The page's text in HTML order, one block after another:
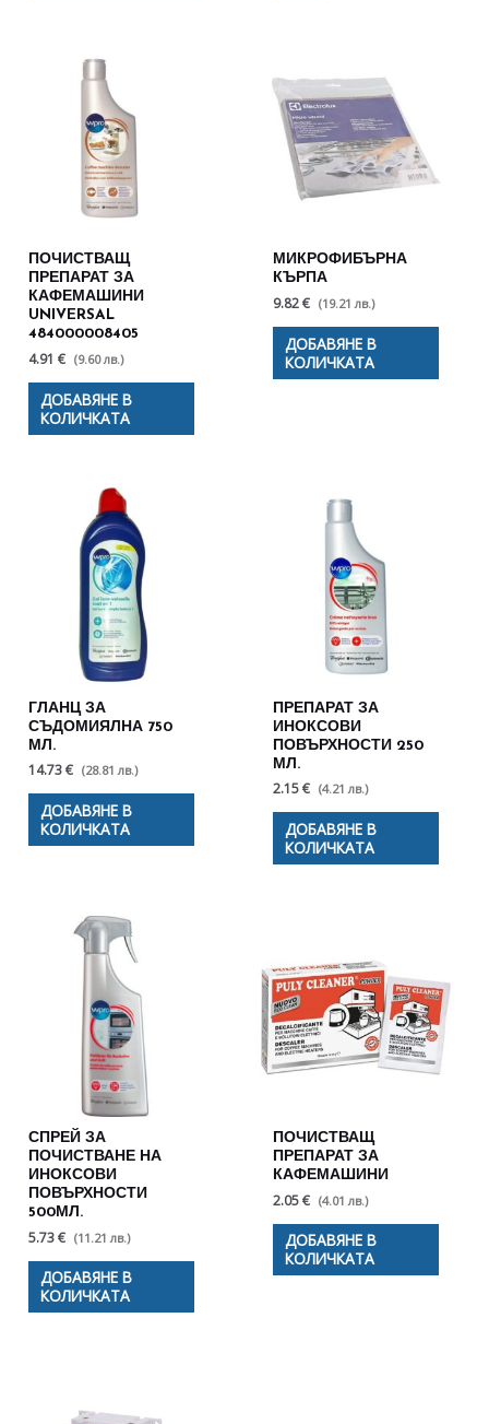
ПОЧИСТВАЩ
ПРЕПАРАТ ЗА
КАФЕМАШИНИ
UNIVERSAL
484000008405
4.91 € (9.60 лв.)
ДОБАВЯНЕ В
КОЛИЧКАТА
МИКРОФИБЪРНА
КЪРПА
9.82 € (19.21 лв.)
ДОБАВЯНЕ В
КОЛИЧКАТА
ГЛАНЦ ЗА
СЪДОМИЯЛНА 750
МЛ.
14.73 € (28.81 лв.)
ДОБАВЯНЕ В
КОЛИЧКАТА
ПРЕПАРАТ ЗА
ИНОКСОВИ
ПОВЪРХНОСТИ 250
МЛ.
2.15 € (4.21 лв.)
ДОБАВЯНЕ В
КОЛИЧКАТА
СПРЕЙ ЗА
ПОЧИСТВАНЕ НА
ИНОКСОВИ
ПОВЪРХНОСТИ
500МЛ.
5.73 € (11.21 лв.)
ДОБАВЯНЕ В
КОЛИЧКАТА
ПОЧИСТВАЩ
ПРЕПАРАТ ЗА
КАФЕМАШИНИ
2.05 € (4.01 лв.)
ДОБАВЯНЕ В
КОЛИЧКАТА